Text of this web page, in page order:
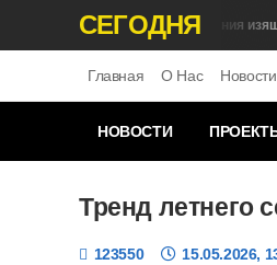
СЕГОДНЯ
Обзор Брендов Симфония
Главная О Нас Новости
НОВОСТИ
Тренд летнего
123550 15.05.2026,